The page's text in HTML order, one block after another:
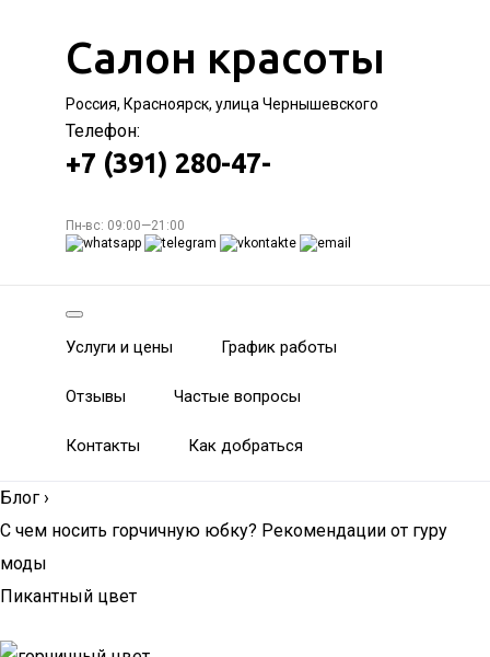
Салон красоты
Россия, Красноярск, улица Чернышевского
Телефон:
+7 (391) 280-47-
Пн-вс: 09:00—21:00
Услуги и цены График работы
Отзывы Частые вопросы
Контакты Как добраться
Блог ›
С чем носить горчичную юбку? Рекомендации от гуру
моды
Пикантный цвет